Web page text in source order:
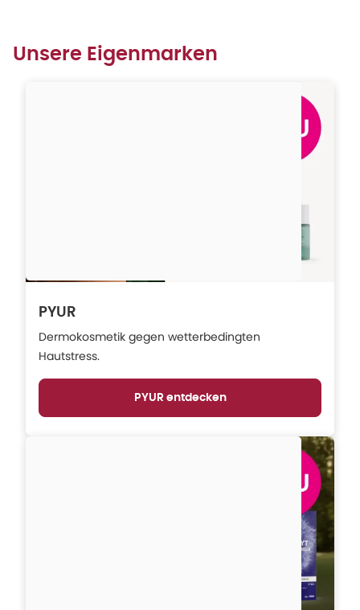
Unsere Eigenmarken
PYUR
Dermokosmetik gegen wetterbedingten
Hautstress.
PYUR entdecken